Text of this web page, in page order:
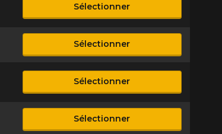
Sélectionner
Sélectionner
Sélectionner
Sélectionner